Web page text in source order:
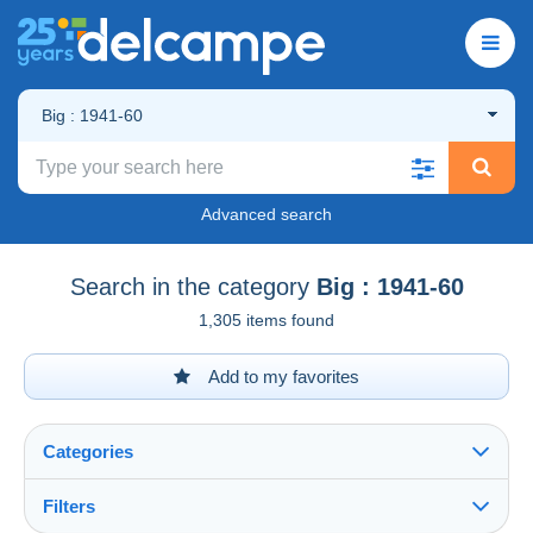
Big : 1941-60
Advanced search
Search in the category Big : 1941-60
1,305 items found
Add to my favorites
Categories
Filters